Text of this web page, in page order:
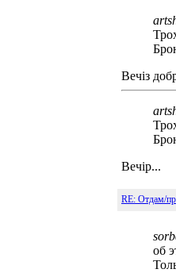
Вечiз
Вечiр...
RE: Отдам/
об